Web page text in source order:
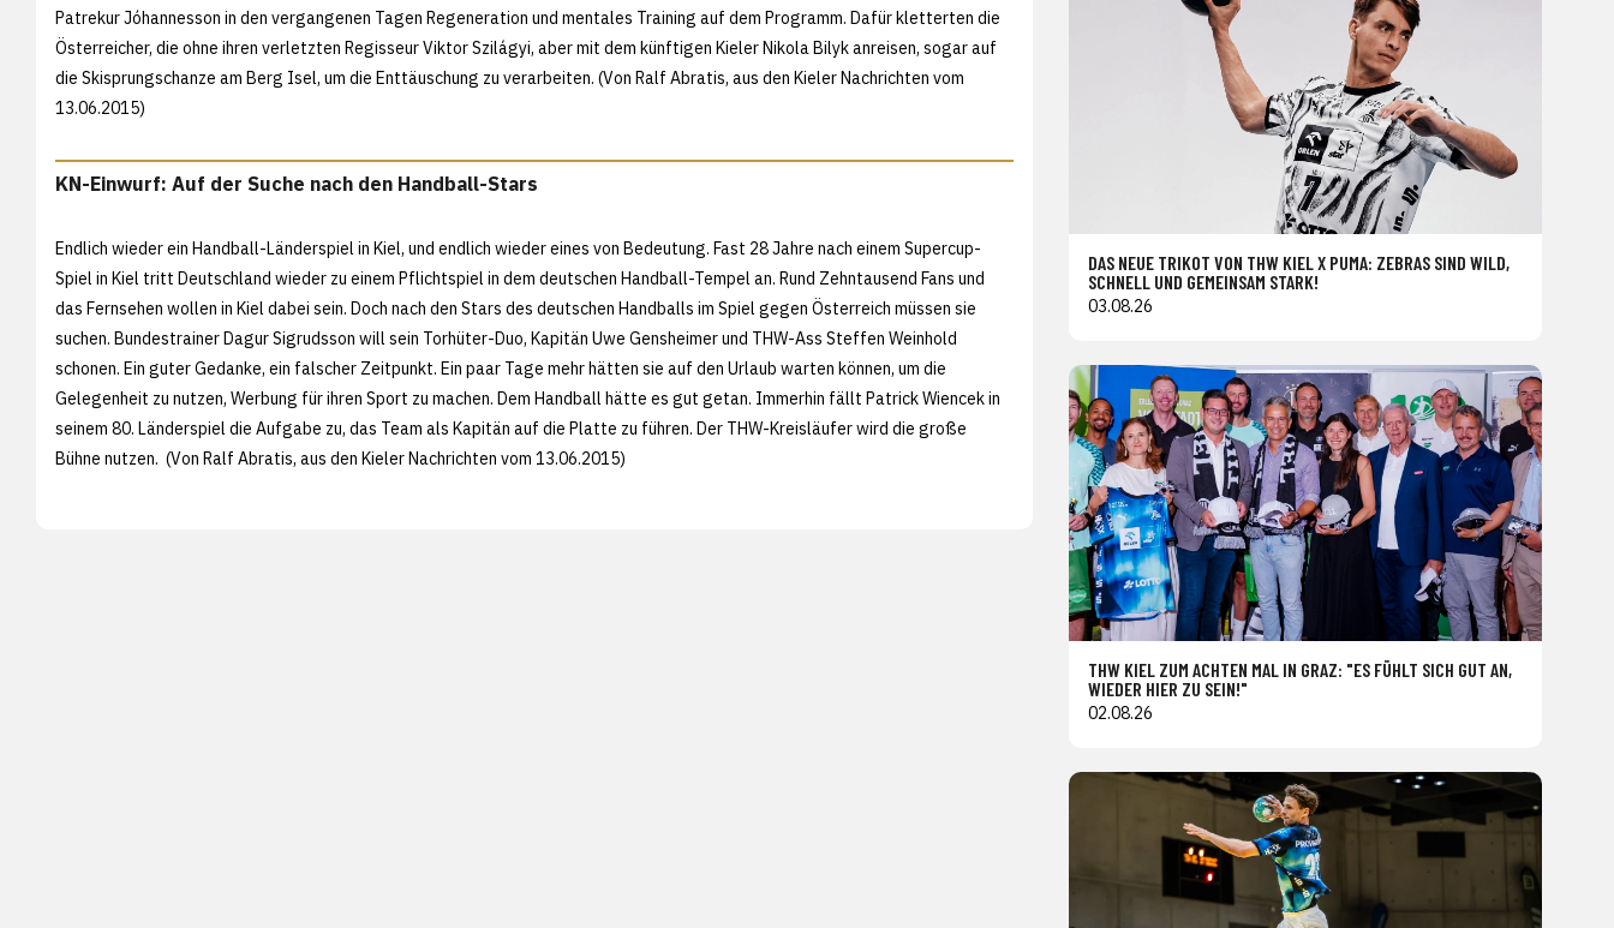
Patrekur Jóhannesson in den vergangenen Tagen Regeneration und mentales Training auf dem Programm. Dafür kletterten die
Österreicher, die ohne ihren verletzten Regisseur Viktor Szilágyi, aber mit dem künftigen Kieler Nikola Bilyk anreisen, sogar auf
die Skisprungschanze am Berg Isel, um die Enttäuschung zu verarbeiten. (Von Ralf Abratis, aus den Kieler Nachrichten vom
13.06.2015)
KN-Einwurf: Auf der Suche nach den Handball-Stars
Endlich wieder ein Handball-Länderspiel in Kiel, und endlich wieder eines von Bedeutung. Fast 28 Jahre nach einem Supercup-
Spiel in Kiel tritt Deutschland wieder zu einem Pflichtspiel in dem deutschen Handball-Tempel an. Rund Zehntausend Fans und
das Fernsehen wollen in Kiel dabei sein. Doch nach den Stars des deutschen Handballs im Spiel gegen Österreich müssen sie
suchen. Bundestrainer Dagur Sigrudsson will sein Torhüter-Duo, Kapitän Uwe Gensheimer und THW-Ass Steffen Weinhold
schonen. Ein guter Gedanke, ein falscher Zeitpunkt. Ein paar Tage mehr hätten sie auf den Urlaub warten können, um die
Gelegenheit zu nutzen, Werbung für ihren Sport zu machen. Dem Handball hätte es gut getan. Immerhin fällt Patrick Wiencek in
seinem 80. Länderspiel die Aufgabe zu, das Team als Kapitän auf die Platte zu führen. Der THW-Kreisläufer wird die große
Bühne nutzen. (Von Ralf Abratis, aus den Kieler Nachrichten vom 13.06.2015)
DAS NEUE TRIKOT VON THW KIEL X PUMA: ZEBRAS SIND WILD,
SCHNELL UND GEMEINSAM STARK!
03.08.26
THW KIEL ZUM ACHTEN MAL IN GRAZ: "ES FÜHLT SICH GUT AN,
WIEDER HIER ZU SEIN!"
02.08.26